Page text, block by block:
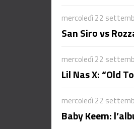
mercoledì 22
San Siro vs
mercoledì 22
Lil Nas X: “Old
mercoledì 22
Baby Keem: